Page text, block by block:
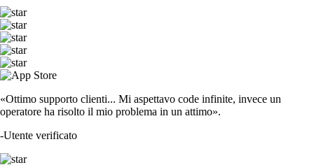
«Ottimo supporto clienti... Mi aspettavo code infinite, invece un
operatore ha risolto il mio problema in un attimo».
-Utente verificato